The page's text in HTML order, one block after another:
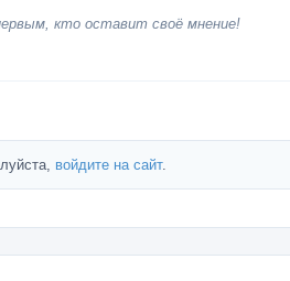
кто оставит своё мнение!
войдите на сайт.